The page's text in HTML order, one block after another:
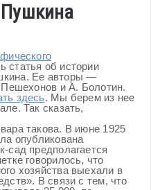
статья об истории
Ее авторы —
и А. Болотин.
здесь. Мы берем из нее
Так сказать,
такова. В июне 1925
опубликована
сад предполагается
говорилось, что
хозяйства выехали в
В связи с тем, что